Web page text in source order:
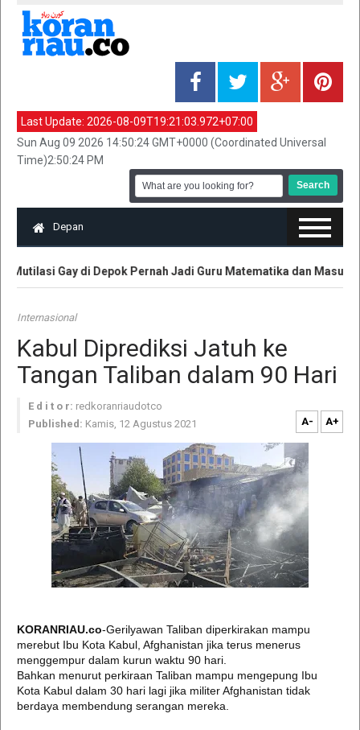
Last Update: 2026-08-09T19:21:03.972+07:00
Sun Aug 09 2026 14:50:24 GMT+0000 (Coordinated Universal
Time)2:50:24 PM
Depan
Gay di Depok Pernah Jadi Guru Matematika dan Masuk TV
Internasional
Kabul Diprediksi Jatuh ke
Tangan Taliban dalam 90 Hari
E d i t o r: redkoranriaudotco
Published: Kamis, 12 Agustus 2021 A- A+
KORANRIAU.co-Gerilyawan Taliban diperkirakan mampu
merebut Ibu Kota Kabul, Afghanistan jika terus menerus
menggempur dalam kurun waktu 90 hari.
Bahkan menurut perkiraan Taliban mampu mengepung Ibu
Kota Kabul dalam 30 hari lagi jika militer Afghanistan tidak
berdaya membendung serangan mereka.